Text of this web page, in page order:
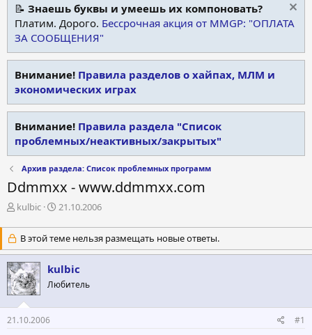
📝 Знаешь буквы и умеешь их компоновать?
Платим. Дорого. Бессрочная акция от MMGP: "ОПЛАТА
ЗА СООБЩЕНИЯ"
Внимание! Правила разделов о хайпах, МЛМ и
экономических играх
Внимание! Правила раздела "Список
проблемных/неактивных/закрытых"
Архив раздела: Список проблемных программ
Ddmmxx - www.ddmmxx.com
А
т
о
р
т
е
м
ы
kulbic
Д
т
а
н
а
ч
л
21.10.2006
В этой теме нельзя размещать новые ответы.
kulbic
Любитель
21.10.2006 #1